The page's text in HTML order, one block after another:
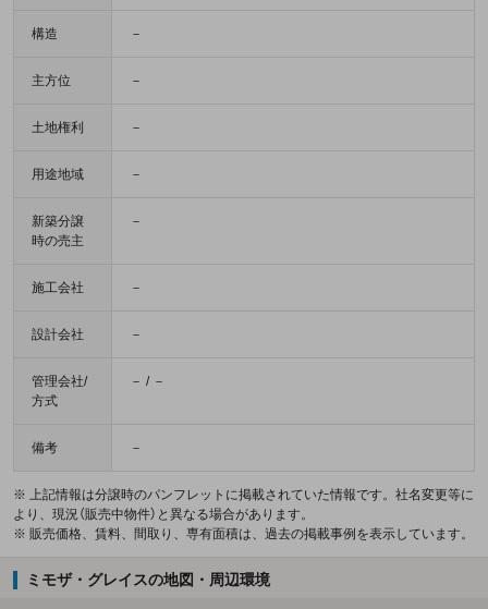
構造 －
主方位 －
土地権利 －
用途地域 －
新築分譲
時の売主
－
施工会社 －
設計会社 －
管理会社/
方式
－ / －
備考 －
※ 上記情報は分譲時のパンフレットに掲載されていた情報です。社名変更等に
より、現況（販売中物件）と異なる場合があります。
※ 販売価格、賃料、間取り、専有面積は、過去の掲載事例を表示しています。
ミモザ・グレイスの地図・周辺環境